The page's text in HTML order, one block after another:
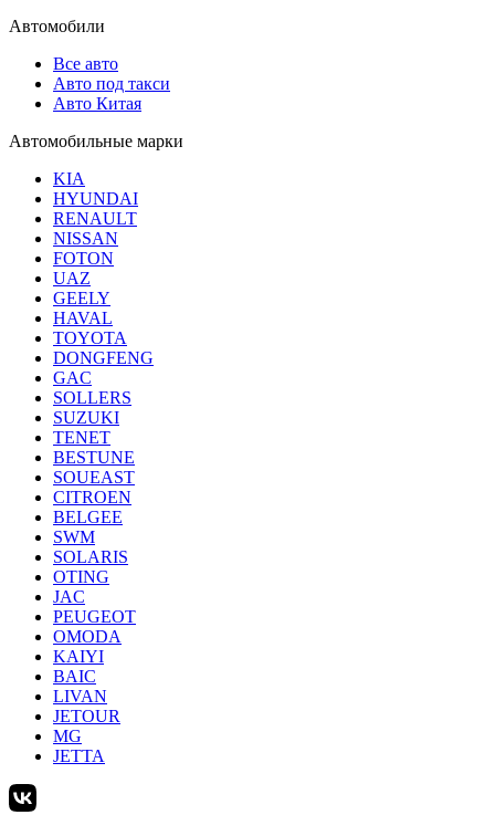
Автомобили
Все авто
Авто под такси
Авто Китая
Автомобильные марки
KIA
HYUNDAI
RENAULT
NISSAN
FOTON
UAZ
GEELY
HAVAL
TOYOTA
DONGFENG
GAC
SOLLERS
SUZUKI
TENET
BESTUNE
SOUEAST
CITROEN
BELGEE
SWM
SOLARIS
OTING
JAC
PEUGEOT
OMODA
KAIYI
BAIC
LIVAN
JETOUR
MG
JETTA